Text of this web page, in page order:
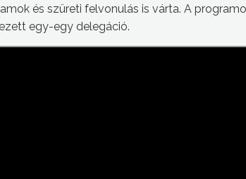
és szüreti felvonulás is várta. A
egy-egy delegáció.